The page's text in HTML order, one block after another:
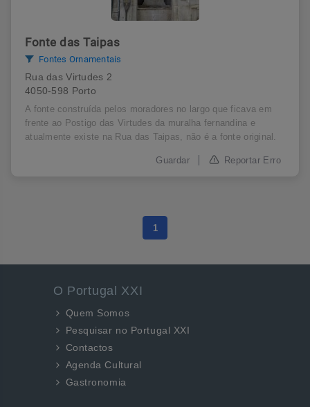
Fonte das Taipas
Fontes Ornamentais
Rua das Virtudes 2
4050-598 Porto
A fonte construída pelos moradores no largo que ficava em
frente ao Postigo das Virtudes da muralha fernandina e
atualmente existe na Rua das Taipas, não é a fonte original.
Reportar Erro
1
O Portugal XXI
Quem Somos
Pesquisar no Portugal XXI
Contactos
Agenda Cultural
Gastronomia